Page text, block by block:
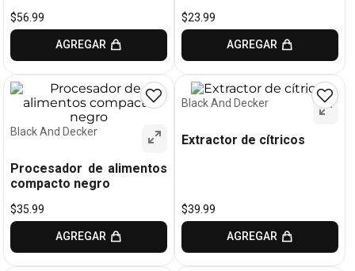
$56 99
AGREGAR
$23 99
AGREGAR
Black And Decker
Procesador de alimentos
compacto negro
$35 99
AGREGAR
Black And Decker
Extractor de cítricos
$39 99
AGREGAR